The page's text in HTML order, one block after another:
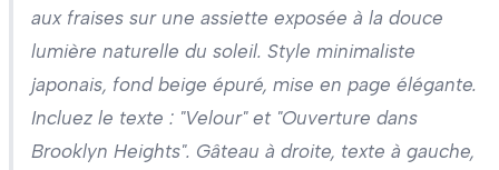
aux fraises sur une assiette exposée à la douce
lumière naturelle du soleil. Style minimaliste
japonais, fond beige épuré, mise en page élégante.
Incluez le texte : "Velour" et "Ouverture dans
Brooklyn Heights". Gâteau à droite, texte à gauche,